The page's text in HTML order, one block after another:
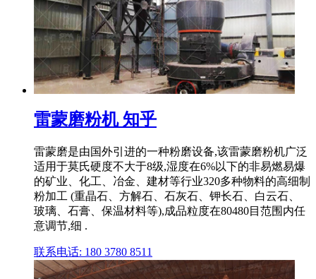
雷蒙磨粉机 知乎
雷蒙磨是由国外引进的一种粉磨设备,该雷蒙磨粉机广泛
适用于莫氏硬度不大于8级,湿度在6%以下的非易燃易爆
的矿业、化工、冶金、建材等行业320多种物料的高细制
粉加工 (重晶石、方解石、石灰石、钾长石、白云石、
玻璃、石膏、保温材料等),成品粒度在80480目范围内任
意调节,细 .
联系电话: 180 3780 8511